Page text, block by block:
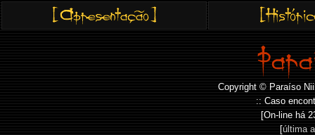
Copyright © Paraíso
:: Caso
[On-line há
[última